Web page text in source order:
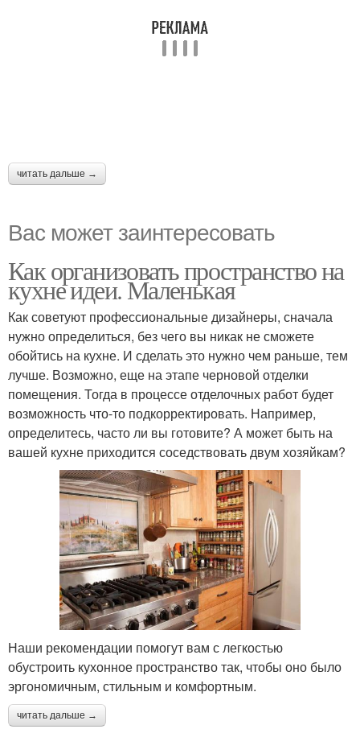
читать дальше →
Вас может заинтересовать
Как организовать пространство на
кухне идеи. Маленькая
Как советуют профессиональные дизайнеры, сначала
нужно определиться, без чего вы никак не сможете
обойтись на кухне. И сделать это нужно чем раньше, тем
лучше. Возможно, еще на этапе черновой отделки
помещения. Тогда в процессе отделочных работ будет
возможность что-то подкорректировать. Например,
определитесь, часто ли вы готовите? А может быть на
вашей кухне приходится соседствовать двум хозяйкам?
Наши рекомендации помогут вам с легкостью
обустроить кухонное пространство так, чтобы оно было
эргономичным, стильным и комфортным.
читать дальше →